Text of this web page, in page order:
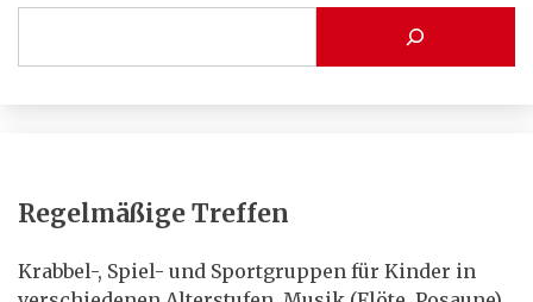
Regelmäßige Treffen
Krabbel-, Spiel- und Sportgruppen für Kinder in